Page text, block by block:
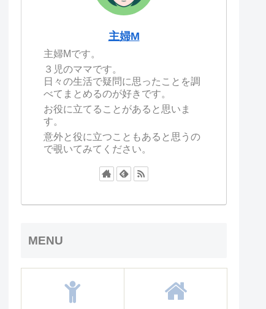
主婦M
主婦Mです。
３児のママです。
日々の生活で疑問に思ったことを調
べてまとめるのが好きです。
お役に立てることがあると思いま
す。
意外と役に立つこともあると思うの
で覗いてみてください。
MENU